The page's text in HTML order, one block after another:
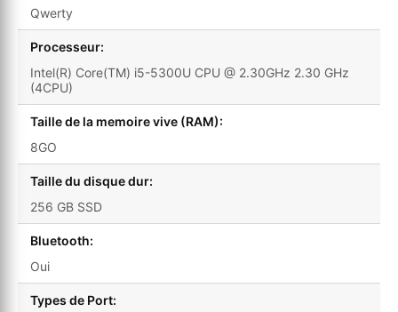
Qwerty
Processeur:
Intel(R) Core(TM) i5-5300U CPU @ 2.30GHz 2.30 GHz
(4CPU)
Taille de la memoire vive (RAM):
8GO
Taille du disque dur:
256 GB SSD
Bluetooth:
Oui
Types de Port: